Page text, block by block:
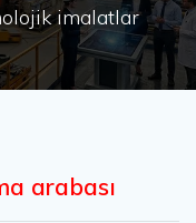
imalatlar
arabası